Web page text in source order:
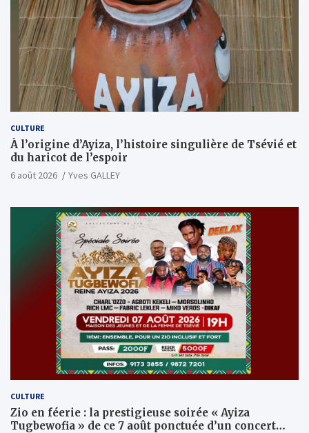
CULTURE
À l’origine d’Ayiza, l’histoire singulière de Tsévié et
du haricot de l’espoir
6 août 2026 Yves GALLEY
CULTURE
Zio en féerie : la prestigieuse soirée « Ayiza
Tugbewofia » de ce 7 août ponctuée d’un concert